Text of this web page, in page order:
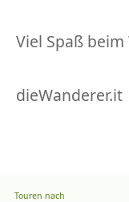
Viel Spaß
dieWanderer.it
Touren nach